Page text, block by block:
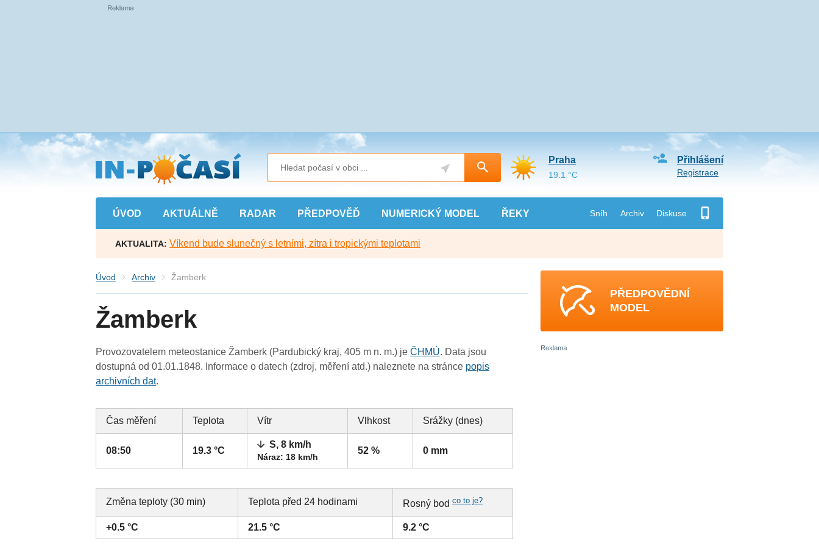
Přejít
na
hlavní
obsah
ÚVOD AKTUÁLNĚ RADAR PŘEDPOVĚĎ NUMERICKÝ MODEL ŘEKY Sníh Archiv Diskuse
Přihlášení
Registrace
Praha
19.1 °C
AKTUALITA: Víkend bude slunečný s letními, zítra i tropickými teplotami
Úvod Archiv Žamberk
Žamberk
Provozovatelem meteostanice Žamberk (Pardubický kraj, 405 m n. m.) jeČHMÚ. Data jsou
dostupná od 01.01.1848. Informace o datech (zdroj, měření atd.) naleznete na stránce popis
archivních dat.
Čas měření Teplota Vítr Vlhkost Srážky (dnes)
08:50 19.3 °C
S, 8 km/h
Náraz: 18 km/h
52 % 0 mm
Změna teploty (30 min) Teplota před 24 hodinami Rosný bodco to je?
+0.5 °C 21.5 °C 9.2 °C
PŘEDPOVĚDNÍ
MODEL